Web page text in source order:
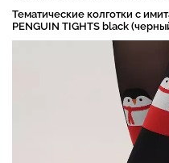
Тематические колготки с
PENGUIN TIGHTS black